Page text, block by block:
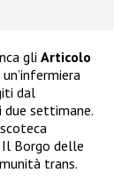
gli Articolo
dal
due settimane.
Il Borgo delle
trans.